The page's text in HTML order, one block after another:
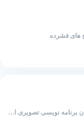
Scratch 3.32 Win/Mac/Android زبان برنامه نویسی تصویری اسکرچ